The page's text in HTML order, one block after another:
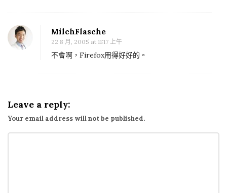
MilchFlasche
22 8 月, 2005 at 11:17 上午
不會啊，Firefox用得好好的。
Leave a reply:
Your email address will not be published.